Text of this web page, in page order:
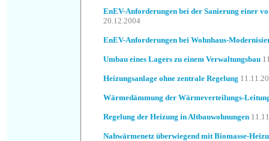
EnEV-Anforderungen bei der Sanierung einer
20.12.2004
EnEV-Anforderungen bei Wohnhaus-
Umbau eines Lagers zu einem Verwaltungsbau
Heizungsanlage ohne zentrale Regelung
Wärmedämmung der Wärmeverteilungs-
Regelung der Heizung in Altbauwohnungen
Nahwärmenetz überwiegend mit Biomasse-